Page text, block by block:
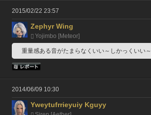
2015/02/22 23:57
Zephyr Wing
Yojimbo [Meteor]
重量感ある音がたまらなくいい～しかっくいい～
2014/06/09 10:30
Yweytufrrieyuiy Kguyy